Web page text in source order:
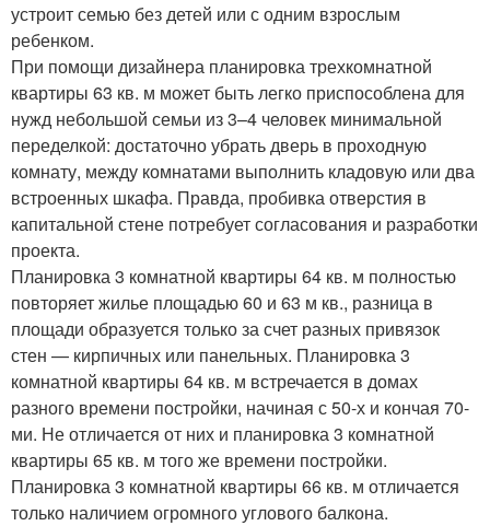
устроит семью без детей или с одним взрослым
ребенком.
При помощи дизайнера планировка трехкомнатной
квартиры 63 кв. м может быть легко приспособлена для
нужд небольшой семьи из 3–4 человек минимальной
переделкой: достаточно убрать дверь в проходную
комнату, между комнатами выполнить кладовую или два
встроенных шкафа. Правда, пробивка отверстия в
капитальной стене потребует согласования и разработки
проекта.
Планировка 3 комнатной квартиры 64 кв. м полностью
повторяет жилье площадью 60 и 63 м кв., разница в
площади образуется только за счет разных привязок
стен — кирпичных или панельных. Планировка 3
комнатной квартиры 64 кв. м встречается в домах
разного времени постройки, начиная с 50-х и кончая 70-
ми. Не отличается от них и планировка 3 комнатной
квартиры 65 кв. м того же времени постройки.
Планировка 3 комнатной квартиры 66 кв. м отличается
только наличием огромного углового балкона.